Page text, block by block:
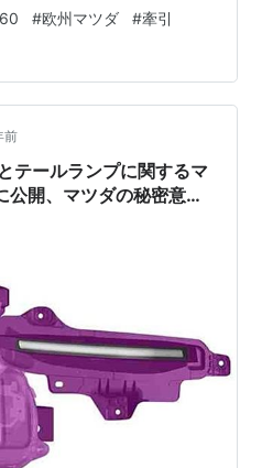
#欧州マツダ #牽引
前
テールランプに関するマ
公開、マツダの秘密意匠